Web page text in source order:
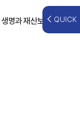
생명과 재산보호를QUICK